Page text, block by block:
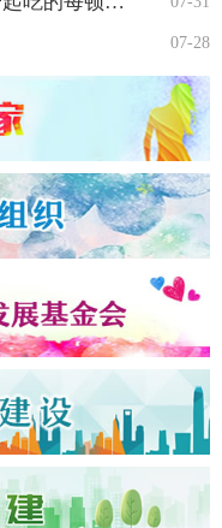
07-28